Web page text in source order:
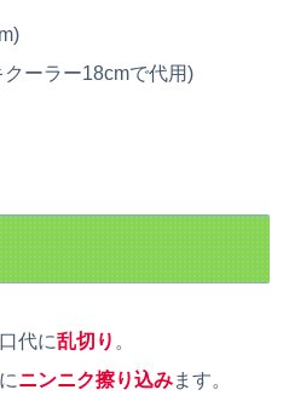
クーラー18cmで代用)
代に乱切り 。
にニンニク擦り込みます。